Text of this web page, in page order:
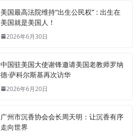
美国最高法院维持“出生公民权” : 出生在
美国就是美国人！
2026年6月30日
中国驻美国大使谢锋邀请美国老教师罗纳
德·萨科尔斯基再次访华
2026年6月20日
广州市沉香协会会长周天明：让沉香有序
走向世界